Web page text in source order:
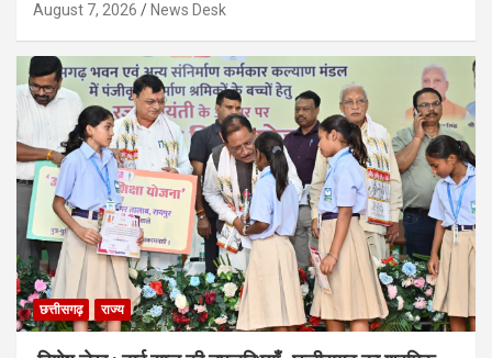
August 7, 2026 News Desk
छत्तीसगढ़ राज्य